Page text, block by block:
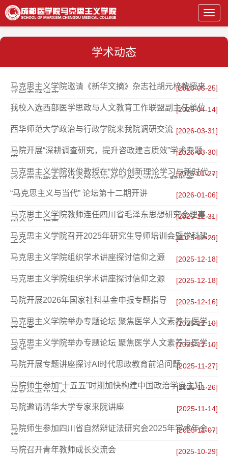
学术动态
马克思主义学院邀请《新华文摘》杂志社胡元梓教授来院
开展专题讲座
[2026-05-25]
我校入选西部医学思政与人文教育工作联盟副主任单位
[2026-04-14]
西华师范大学政治与行政学院来我院调研交流 [2026-03-31]
马院开展“深耕调查研究，提升咨政建言质效”学术专题讲
座
[2026-03-30]
马克思主义学院张俊教授在“党的创新理论学习与新时代研
究生思政教育研讨会暨2026年工作会议”作主题发言
[2026-01-27]
“马克思主义与当代” 论坛第十二期开讲 [2026-01-06]
马克思主义学院教师连任四川省毛泽东思想研究会理事会
副会长、理事
[2025-12-31]
马克思主义学院召开2025年研究生导师培训会暨学科建设
大会
[2025-12-29]
马克思主义学院组织学术讲座探讨信仰之源 [2025-12-18]
马克思主义学院组织学术讲座探讨信仰之源 [2025-12-18]
马院开展2026年国家社科基金申报专题指导 [2025-12-16]
马克思主义学院举办专题论坛 聚焦医学人文素养与医学教
育改革
[2025-12-10]
马克思主义学院举办专题论坛 聚焦医学人文素养与医学教
育改革
[2025-12-10]
马院开展专题讲座探讨AI时代思政教育前沿问题[2025-11-27]
马院师生参加“十五五”时期加快构建中国政治学自主知识
体系学术研讨会
[2025-11-26]
马院邀请清华大学专家来院讲座 [2025-11-14]
马院师生参加四川省自然辩证法研究会2025年学术年会获
奖
[2025-11-07]
马院召开青年教师成长交流会 [2025-10-29]